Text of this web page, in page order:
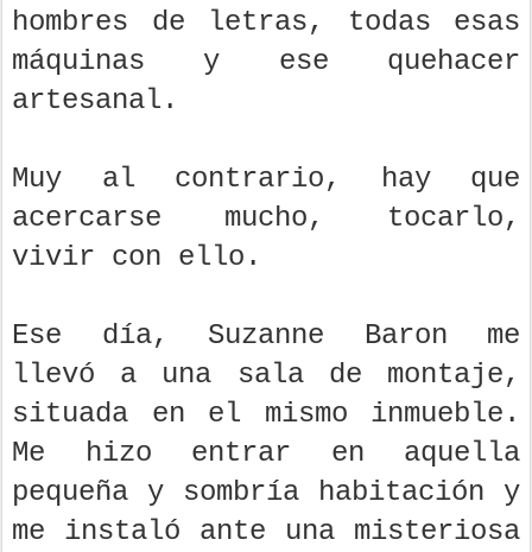
hombres de letras, todas esas
máquinas y ese quehacer
artesanal.
Muy al contrario, hay que
acercarse mucho, tocarlo,
vivir con ello.
Ese día, Suzanne Baron me
llevó a una sala de montaje,
situada en el mismo inmueble.
Me hizo entrar en aquella
pequeña y sombría habitación y
me instaló ante una misteriosa